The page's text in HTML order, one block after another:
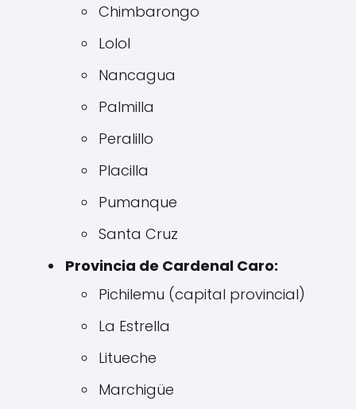
Chimbarongo
Lolol
Nancagua
Palmilla
Peralillo
Placilla
Pumanque
Santa Cruz
Provincia de Cardenal Caro:
Pichilemu (capital provincial)
La Estrella
Litueche
Marchigüe